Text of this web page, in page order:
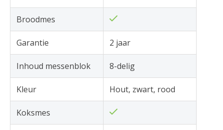
Broodmes
Garantie 2 jaar
Inhoud messenblok 8-delig
Kleur Hout, zwart, rood
Koksmes